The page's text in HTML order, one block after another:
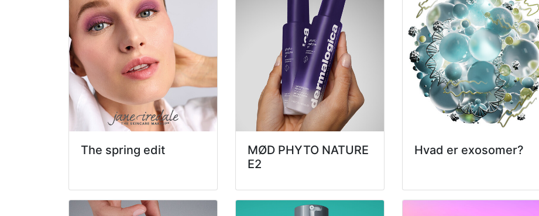
The spring edit
MØD PHYTO NATURE
E2
Hvad er exosomer?